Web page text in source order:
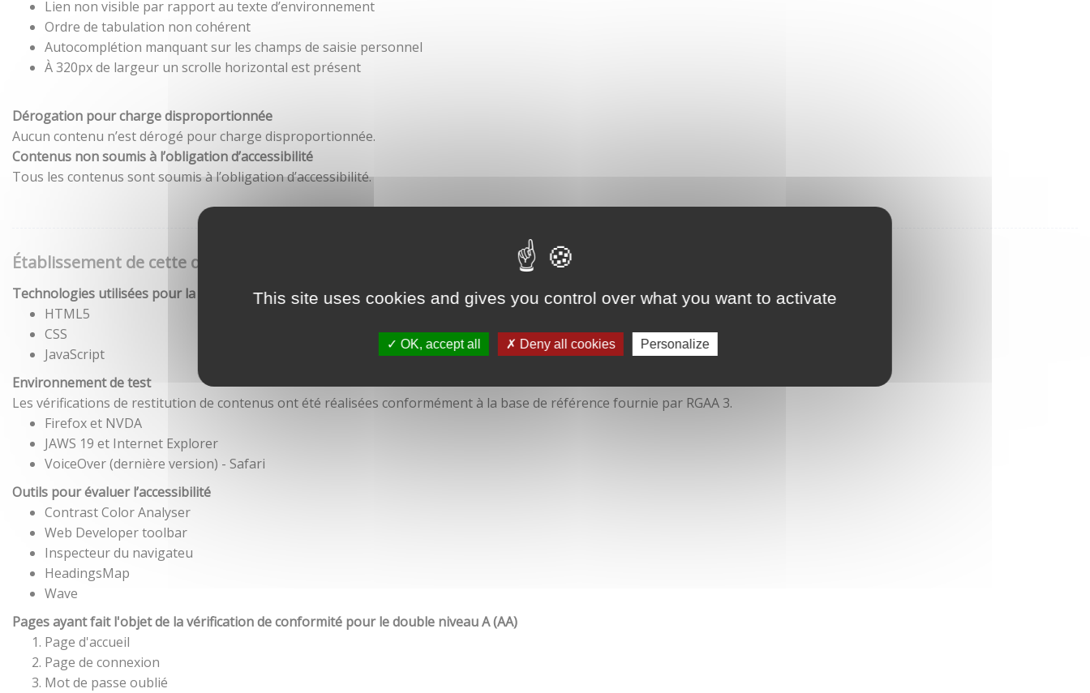
This site uses cookies and gives you control over what you want to activate
OK, accept all Deny all cookies Personalize
Lien non visible par rapport au texte d’environnement
Ordre de tabulation non cohérent
Autocomplétion manquant sur les champs de saisie personnel
À 320px de largeur un scrolle horizontal est présent
Dérogation pour charge disproportionnée
Aucun contenu n’est dérogé pour charge disproportionnée.
Contenus non soumis à l’obligation d’accessibilité
Tous les contenus sont soumis à l’obligation d’accessibilité.
Établissement de cette déclaration d'accessibilité
Technologies utilisées pour la réalisation du site
HTML5
CSS
JavaScript
Environnement de test
Les vérifications de restitution de contenus ont été réalisées conformément à la base de référence fournie par RGAA 3.
Firefox et NVDA
JAWS 19 et Internet Explorer
VoiceOver (dernière version) - Safari
Outils pour évaluer l’accessibilité
Contrast Color Analyser
Web Developer toolbar
Inspecteur du navigateu
HeadingsMap
Wave
Pages ayant fait l'objet de la vérification de conformité pour le double niveau A (AA)
Page d'accueil
Page de connexion
Mot de passe oublié